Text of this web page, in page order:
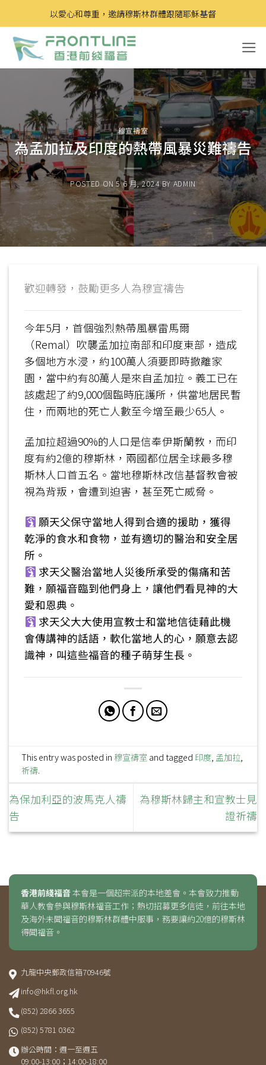
to
content
以愛心和尊重，邀請穆斯林群體跟隨耶穌基督
穆宣禱室
為孟加拉及印度的熱帶風暴災難禱告
POSTED ON5 6 月, 2024 BYADMIN
歡迎轉發，鼓勵更多人為穆宣禱告
今年5月，首個強烈熱帶風暴雷馬爾
（Remal）吹襲孟加拉南部和印度東部，造成
多個地方水浸，約100萬人須要即時撤離家
園，當中約有80萬人是來自孟加拉。義工已在
該處起了約9,000個臨時庇護所，供當地居民暫
住，而兩地的死亡人數至今增至最少65人。
孟加拉超過90%的人口是信奉伊斯蘭教，而印
度有約2億的穆斯林，兩國都位居全球最多穆
斯林人口首五名。當地穆斯林改信基督教會被
視為背叛，會遭到迫害，甚至死亡威脅。
願天父保守當地人得到合適的援助，獲得
乾淨的食水和食物，並有適切的醫治和安全居
所。
求天父醫治當地人災後所承受的傷痛和苦
難，願福音臨到他們身上，讓他們看見神的大
愛和恩典。
求天父大大使用宣教士和當地信徒藉此機
會傳講神的話語，軟化當地人的心，願意去認
識神，叫這些福音的種子萌芽生長。
This entry was posted in穆宣禱室 and tagged 印度, 孟加拉,
祈禱.
為保加利亞的波馬克人禱
告
為穆斯林歸主和宣教士見
證祈禱
香港前綫福音本會是一個超宗派的本地差會。本會致力推動
華人教會參與穆斯林福音工作；熱切招募更多信徒，前往本地
及海外未聞福音的穆斯林群體中服事，務要讓約20億的穆斯林
得聞福音。
九龍中央郵政信箱70946號
info@hkfl.org.hk
(852) 2866 3655
(852) 5781 0362
辦公時間：週一至週五
09:00-13:00；14:00-18:00